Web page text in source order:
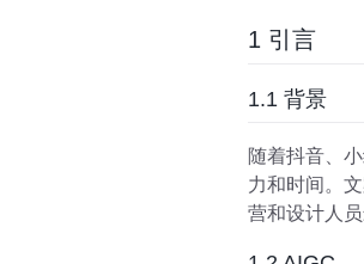
1 引言
1.1 背景
随着抖音、
力和时间。
营和设计人